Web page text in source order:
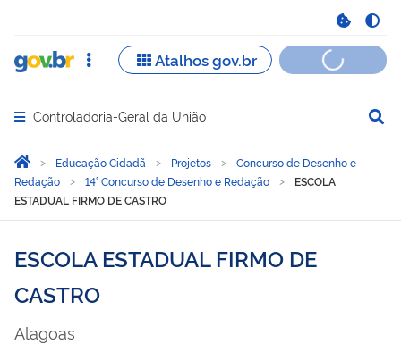
Abrir menu principal de navegação
Controladoria-Geral da União
Você está aqui:
Página Inicial
Educação Cidadã Projetos
Concurso de Desenho e
Redação
14° Concurso de Desenho e Redação
ESCOLA
ESTADUAL FIRMO DE CASTRO
ESCOLA ESTADUAL FIRMO DE
CASTRO
Alagoas